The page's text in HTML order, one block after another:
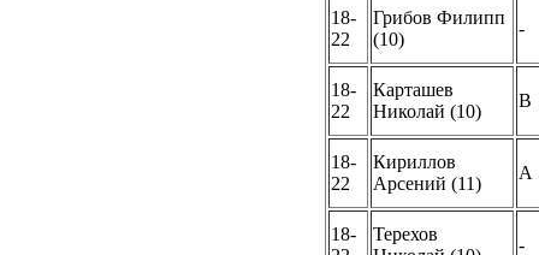
18-
22
Грибов Филипп
(10)
-
18-
22
Карташев
Николай (10)
B
18-
22
Кириллов
Арсений (11)
A
18-
Терехов
-